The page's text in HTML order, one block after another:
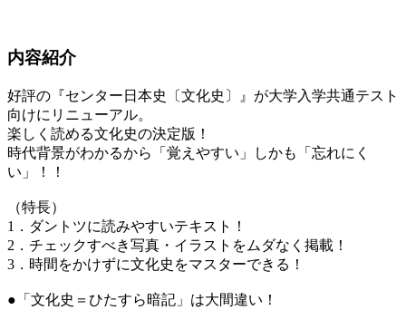
内容紹介
好評の『センター日本史〔文化史〕』が大学入学共通テスト
向けにリニューアル。
楽しく読める文化史の決定版！
時代背景がわかるから「覚えやすい」しかも「忘れにく
い」！！
（特長）
1．ダントツに読みやすいテキスト！
2．チェックすべき写真・イラストをムダなく掲載！
3．時間をかけずに文化史をマスターできる！
●「文化史＝ひたすら暗記」は大間違い！